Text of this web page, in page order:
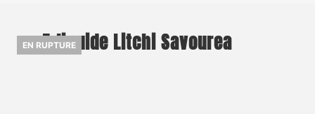
E-liquide Litchi Savourea
EN RUPTURE